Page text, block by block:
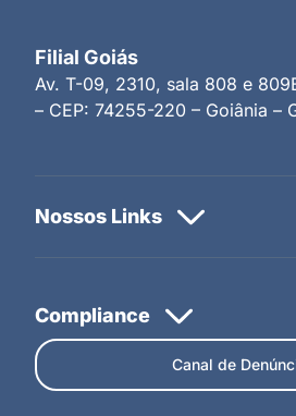
Filial Goiás
Av. T-09, 2310, sala 808 e
– CEP: 74255-220 – Goiânia –
Canal de